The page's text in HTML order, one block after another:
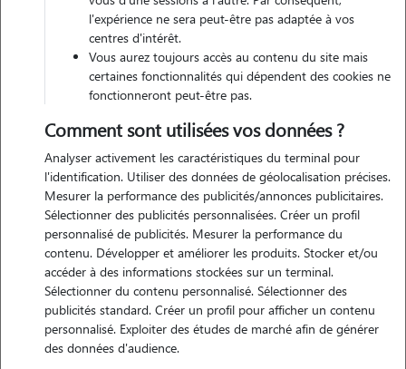
Nos promeneurs et familles d'accueil
à Lapalisse (03120)
l'expérience ne sera peut-être pas adaptée à vos
centres d'intérêt.
Vous aurez toujours accès au contenu du site mais
certaines fonctionnalités qui dépendent des cookies ne
fonctionneront peut-être pas.
Comment sont utilisées vos données ?
Analyser activement les caractéristiques du terminal pour
l'identification. Utiliser des données de géolocalisation précises.
Mesurer la performance des publicités/annonces publicitaires.
Sélectionner des publicités personnalisées. Créer un profil
personnalisé de publicités. Mesurer la performance du
contenu. Développer et améliorer les produits. Stocker et/ou
accéder à des informations stockées sur un terminal.
Sélectionner du contenu personnalisé. Sélectionner des
publicités standard. Créer un profil pour afficher un contenu
personnalisé. Exploiter des études de marché afin de générer
des données d'audience.